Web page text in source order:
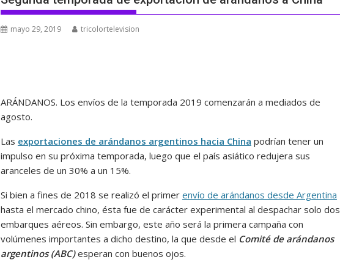
mayo 29, 2019 tricolortelevision
ARÁNDANOS. Los envíos de la temporada 2019 comenzarán a mediados de
agosto.
Las exportaciones de arándanos argentinos hacia China podrían tener un
impulso en su próxima temporada, luego que el país asiático redujera sus
aranceles de un 30% a un 15%.
Si bien a fines de 2018 se realizó el primer envío de arándanos desde Argentina
hasta el mercado chino, ésta fue de carácter experimental al despachar solo dos
embarques aéreos. Sin embargo, este año será la primera campaña con
volúmenes importantes a dicho destino, la que desde el Comité de arándanos
argentinos (ABC) esperan con buenos ojos.